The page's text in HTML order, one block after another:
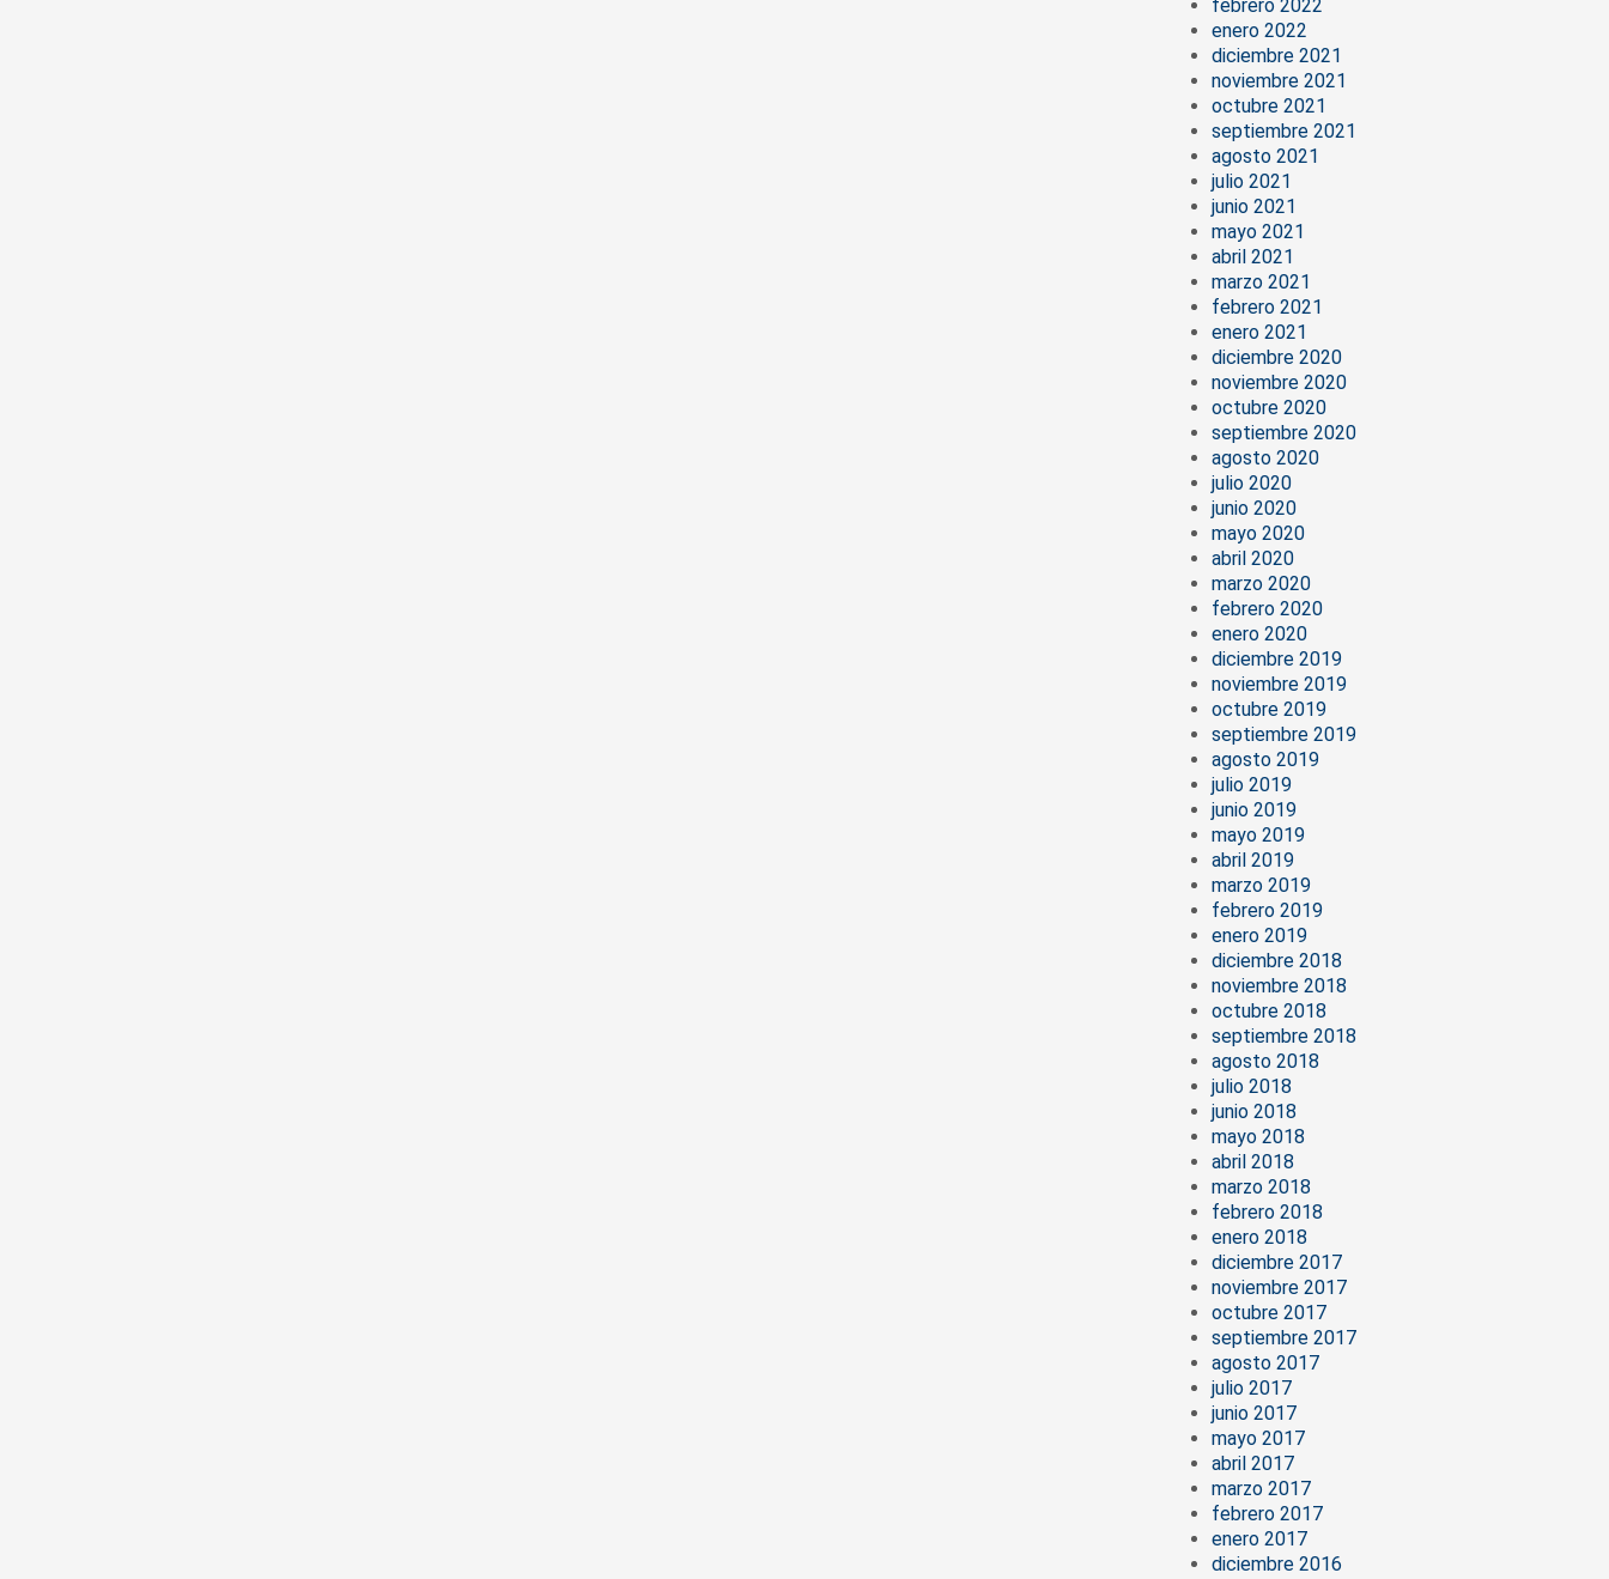
febrero 2022
enero 2022
diciembre 2021
noviembre 2021
octubre 2021
septiembre 2021
agosto 2021
julio 2021
junio 2021
mayo 2021
abril 2021
marzo 2021
febrero 2021
enero 2021
diciembre 2020
noviembre 2020
octubre 2020
septiembre 2020
agosto 2020
julio 2020
junio 2020
mayo 2020
abril 2020
marzo 2020
febrero 2020
enero 2020
diciembre 2019
noviembre 2019
octubre 2019
septiembre 2019
agosto 2019
julio 2019
junio 2019
mayo 2019
abril 2019
marzo 2019
febrero 2019
enero 2019
diciembre 2018
noviembre 2018
octubre 2018
septiembre 2018
agosto 2018
julio 2018
junio 2018
mayo 2018
abril 2018
marzo 2018
febrero 2018
enero 2018
diciembre 2017
noviembre 2017
octubre 2017
septiembre 2017
agosto 2017
julio 2017
junio 2017
mayo 2017
abril 2017
marzo 2017
febrero 2017
enero 2017
diciembre 2016